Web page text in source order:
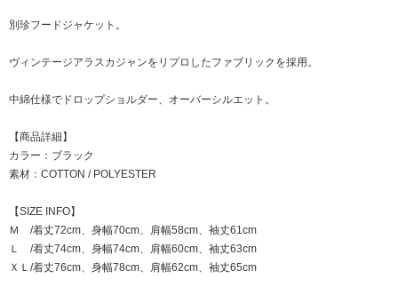
別珍フードジャケット。
ヴィンテージアラスカジャンをリプロしたファブリックを採用。
中綿仕様でドロップショルダー、オーバーシルエット。
【商品詳細】
カラー：ブラック
素材：COTTON / POLYESTER
【SIZE INFO】
Ｍ /着丈72cm、身幅70cm、肩幅58cm、袖丈61cm
Ｌ /着丈74cm、身幅74cm、肩幅60cm、袖丈63cm
ＸＬ/着丈76cm、身幅78cm、肩幅62cm、袖丈65cm